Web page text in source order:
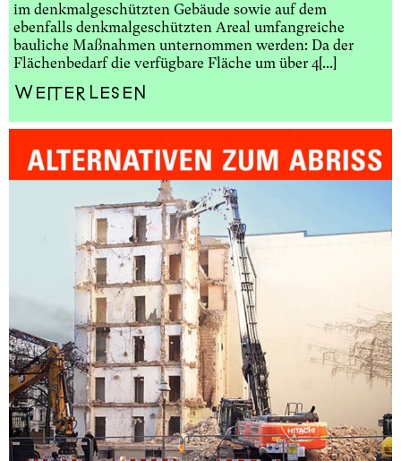
im denkmalgeschützten Gebäude sowie auf dem
ebenfalls denkmalgeschützten Areal umfangreiche
bauliche Maßnahmen unternommen werden: Da der
Flächenbedarf die verfügbare Fläche um über 4[...]
Weiterlesen